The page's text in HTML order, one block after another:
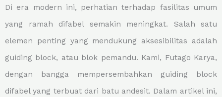
Di era modern ini, perhatian terhadap fasilitas umum
yang ramah difabel semakin meningkat. Salah satu
elemen penting yang mendukung aksesibilitas adalah
guiding block, atau blok pemandu. Kami, Futago Karya,
dengan bangga mempersembahkan guiding block
difabel yang terbuat dari batu andesit. Dalam artikel ini,